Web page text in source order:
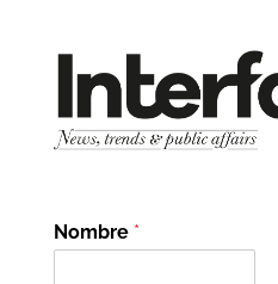
Nombre *